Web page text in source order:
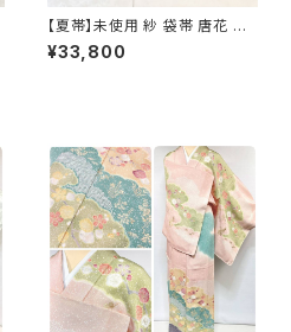
【夏帯】未使用 紗 袋帯 唐花 正
絹 紫 白 淡藤色 729
¥33,800